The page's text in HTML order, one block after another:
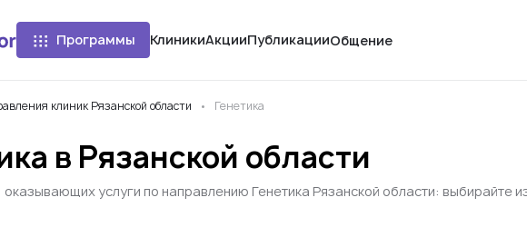
Программы КлиникиАкцииПубликацииОбщение
клиник Рязанской области Генетика
в Рязанской области
оказывающих услуги по направлению Генетика Рязанской области: выбирайте